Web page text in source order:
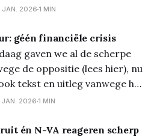
moet intrekken nadat een
Binnenlands Bestuur.
aan 13 miljoen euro
lenen om de begroting
te maken.
JAN. 2026 1 MIN
géén financiële crisis
gaven we al de scherpe
de oppositie (lees hier), nu
tekst en uitleg vanwege het
i.v.m. de meerjarenplanning,
van Lommel heeft een fout
JAN. 2026 1 MIN
én N-VA reageren scherp